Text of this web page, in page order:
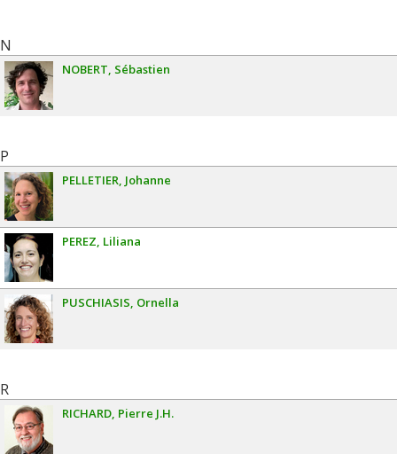
N
NOBERT Sébastien
P
PELLETIER Johanne
PEREZ Liliana
PUSCHIASIS Ornella
R
RICHARD Pierre J.H.